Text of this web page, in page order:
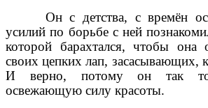
Он с детства, с времён
усилий по борьбе с ней
которой барахтался, чтобы она
своих цепких лап, засасывающих,
И верно, потому он так
освежающую силу красоты.